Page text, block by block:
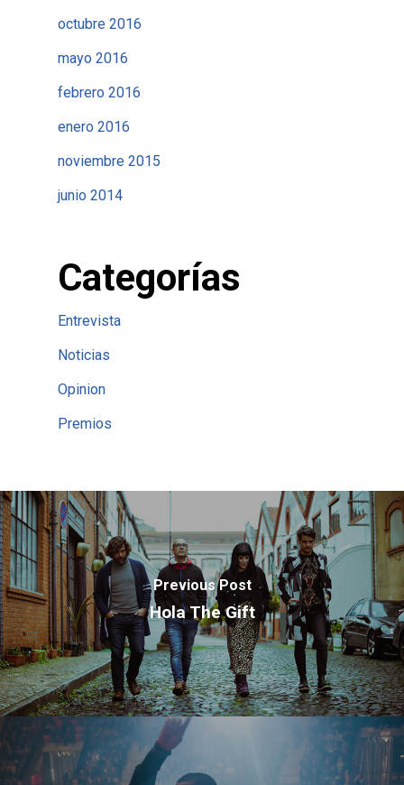
octubre 2016
mayo 2016
febrero 2016
enero 2016
noviembre 2015
junio 2014
Categorías
Entrevista
Noticias
Opinion
Premios
Previous Post
Hola The Gift